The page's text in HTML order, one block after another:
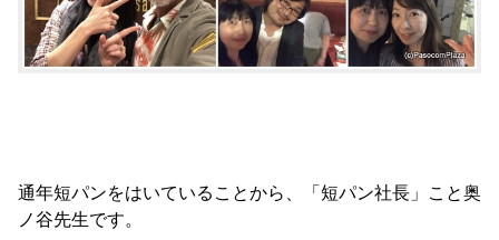
通年短パンをはいていることから、「短パン社長」こと奥
ノ谷先生です。